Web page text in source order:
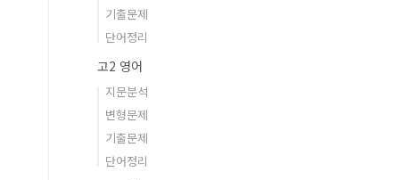
기출문제
단어정리
고2 영어
지문분석
변형문제
기출문제
단어정리